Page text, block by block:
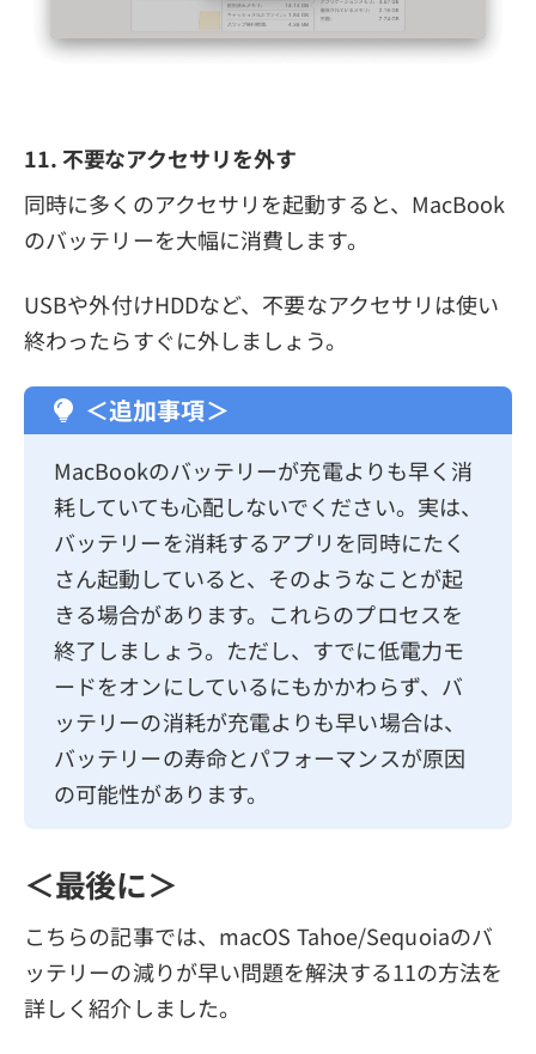
11. 不要なアクセサリを外す
同時に多くのアクセサリを起動すると、MacBook
のバッテリーを大幅に消費します。
USBや外付けHDDなど、不要なアクセサリは使い
終わったらすぐに外しましょう。
＜追加事項＞
MacBookのバッテリーが充電よりも早く消
耗していても心配しないでください。実は、
バッテリーを消耗するアプリを同時にたく
さん起動していると、そのようなことが起
きる場合があります。これらのプロセスを
終了しましょう。ただし、すでに低電力モ
ードをオンにしているにもかかわらず、バ
ッテリーの消耗が充電よりも早い場合は、
バッテリーの寿命とパフォーマンスが原因
の可能性があります。
＜最後に＞
こちらの記事では、macOS Tahoe/Sequoiaのバ
ッテリーの減りが早い問題を解決する11の方法を
詳しく紹介しました。